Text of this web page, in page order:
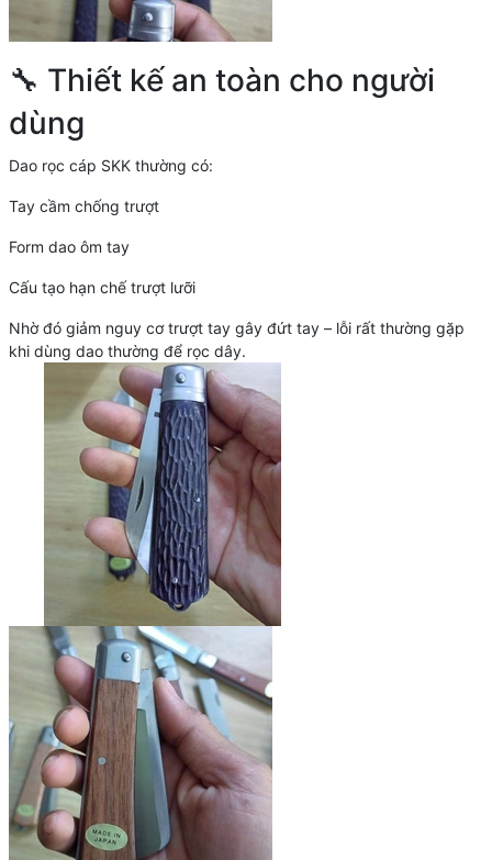
🔧 Thiết kế an toàn cho người
dùng
Dao rọc cáp SKK thường có:
Tay cầm chống trượt
Form dao ôm tay
Cấu tạo hạn chế trượt lưỡi
Nhờ đó giảm nguy cơ trượt tay gây đứt tay – lỗi rất thường gặp
khi dùng dao thường để rọc dây.